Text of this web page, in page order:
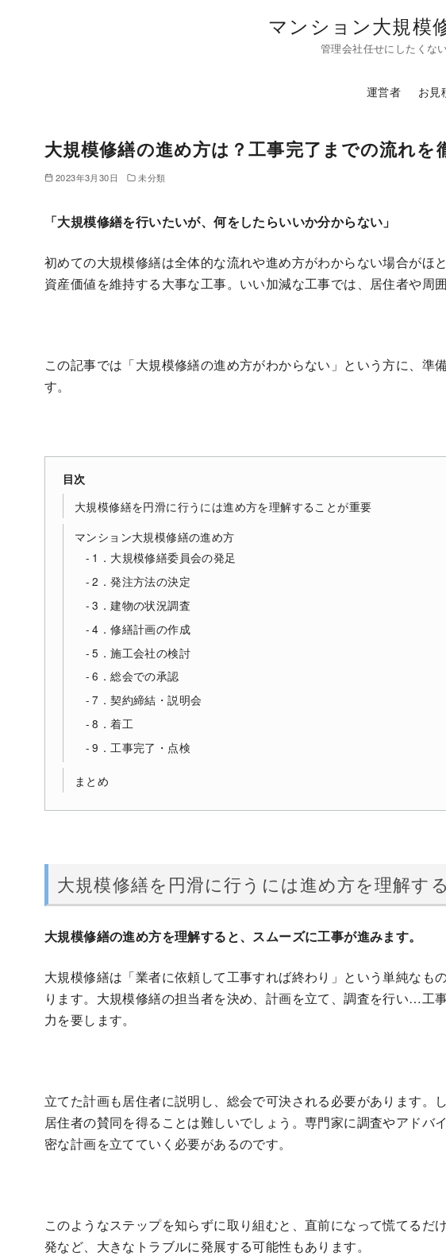
マンション大規模
管理会社任せにしたくな
運営者 お見
大規模修繕の進め方は？工事完了までの流れを
2023年3月30日 未分類
「大規模修繕を行いたいが、何をしたらいいか分からない」
初めての大規模修繕は全体的な流れや進め方がわからない場合がほ
資産価値を維持する大事な工事。いい加減な工事では、居住者や周
この記事では「大規模修繕の進め方がわからない」という方に、準
す。
目次
大規模修繕を円滑に行うには進め方を理解することが重要
マンション大規模修繕の進め方
1．大規模修繕委員会の発足
2．発注方法の決定
3．建物の状況調査
4．修繕計画の作成
5．施工会社の検討
6．総会での承認
7．契約締結・説明会
8．着工
9．工事完了・点検
まとめ
大規模修繕を円滑に行うには進め方を理解す
大規模修繕の進め方を理解すると、スムーズに工事が進みます。
大規模修繕は「業者に依頼して工事すれば終わり」という単純なも
ります。大規模修繕の担当者を決め、計画を立て、調査を行い…工
力を要します。
立てた計画も居住者に説明し、総会で可決される必要があります。
居住者の賛同を得ることは難しいでしょう。専門家に調査やアドバ
密な計画を立てていく必要があるのです。
このようなステップを知らずに取り組むと、直前になって慌てるだ
発など、大きなトラブルに発展する可能性もあります。